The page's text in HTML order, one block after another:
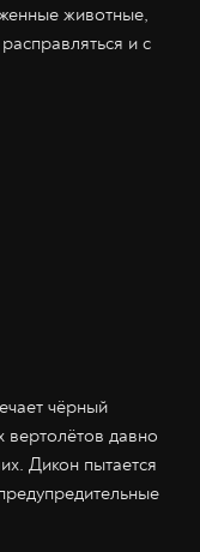
животные,
и с
чёрный
вертолётов давно
Дикон пытается